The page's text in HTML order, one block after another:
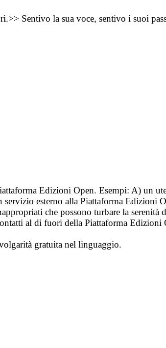
Sentivo la sua voce, sentivo i suoi
Edizioni Open. Esempi: A) un
esterno alla Piattaforma Edizioni
che possono turbare la
al di fuori della Piattaforma
gratuita nel linguaggio.